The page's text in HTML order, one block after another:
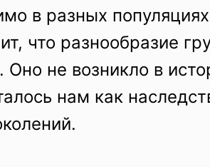
в разных
что разнообразие
. Оно не возникло в
нам как